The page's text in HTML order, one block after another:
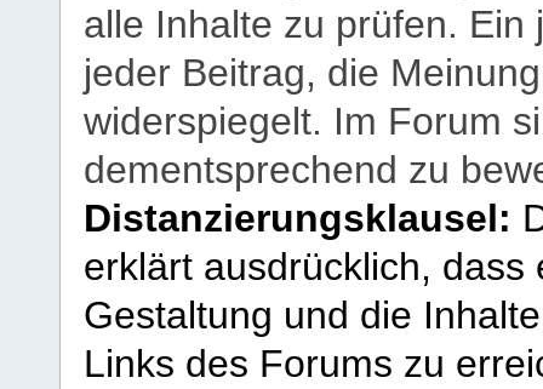
alle Inhalte zu prüfen.
jeder Beitrag, die
widerspiegelt. Im Forum
dementsprechend zu
Distanzierungsklausel:
erklärt ausdrücklich,
Gestaltung und die
Links des Forums zu